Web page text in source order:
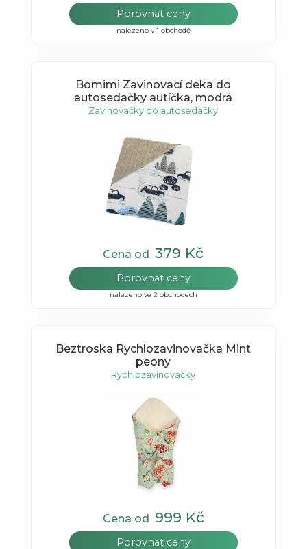
Porovnat ceny
nalezeno v 1 obchodě
Bomimi Zavinovací deka do
autosedačky autíčka, modrá
Zavinovačky do autosedačky
Cena od379 Kč
Porovnat ceny
nalezeno ve 2 obchodech
Beztroska Rychlozavinovačka Mint
peony
Rychlozavinovačky
Cena od 999 Kč
Porovnat ceny